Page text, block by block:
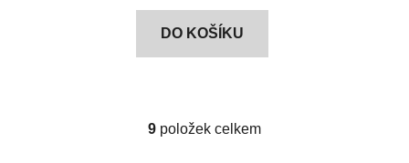
DO KOŠÍKU
O
9 položek celkem